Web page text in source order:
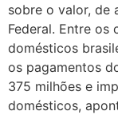
sobre o valor, de
Federal. Entre os
domésticos
os pagamentos
375 milhões e
domésticos,